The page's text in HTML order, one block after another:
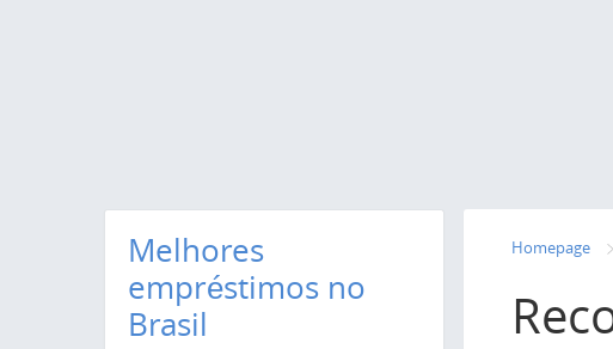
Homepage
Melhores
empréstimos no
Brasil